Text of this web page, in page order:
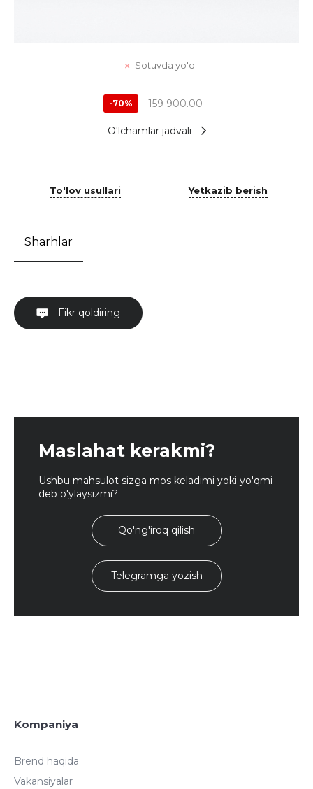
Sotuvda yo'q
-70% 159 900.00
O'lchamlar jadvali
To'lov usullari Yetkazib berish
Sharhlar
Fikr qoldiring
Maslahat kerakmi?
Ushbu mahsulot sizga mos keladimi yoki yo'qmi
deb o'ylaysizmi?
Qo'ng'iroq qilish
Telegramga yozish
Kompaniya
Brend haqida
Vakansiyalar